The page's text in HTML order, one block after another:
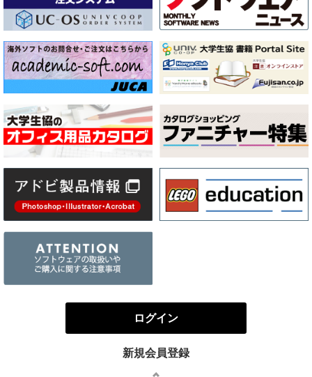
ログイン
新規会員登録